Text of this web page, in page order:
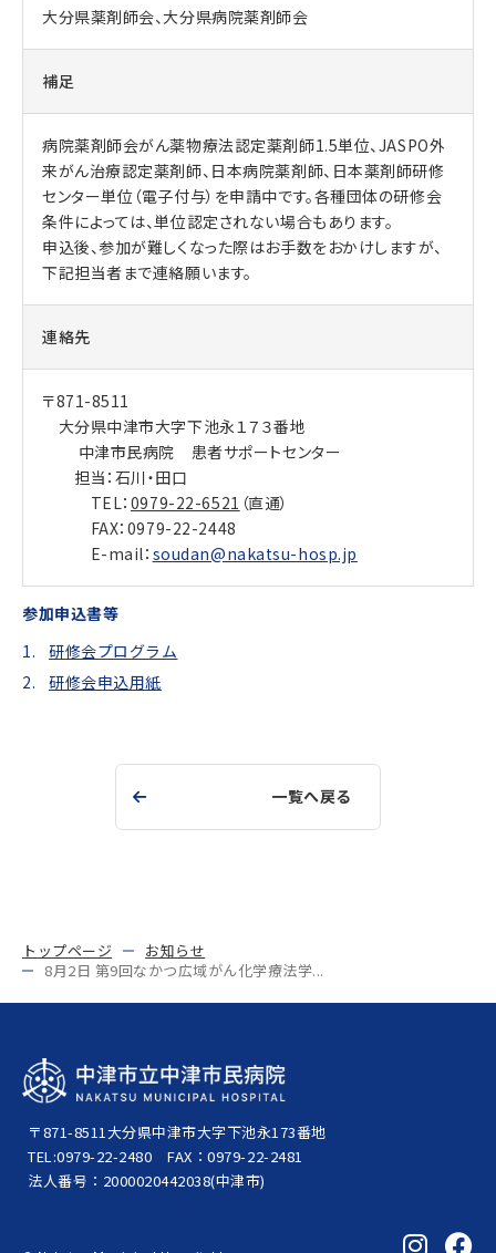
大分県薬剤師会、大分県病院薬剤師会
補足
病院薬剤師会がん薬物療法認定薬剤師1.5単位、JASPO外
来がん治療認定薬剤師、日本病院薬剤師、日本薬剤師研修
センター単位（電子付与）を申請中です。各種団体の研修会
条件によっては、単位認定されない場合もあります。
申込後、参加が難しくなった際はお手数をおかけしますが、
下記担当者まで連絡願います。
連絡先
〒871-8511
大分県中津市大字下池永１７３番地
中津市民病院 患者サポートセンター
担当：石川・田口
TEL： 0979-22-6521 （直通）
FAX：0979-22-2448
E-mail： soudan@nakatsu-hosp.jp
参加申込書等
研修会プログラム
研修会申込用紙
一覧へ戻る
トップページ
お知らせ
8月2日 第9回なかつ広域がん化学療法学...
〒871-8511大分県中津市大字下池永173番地
TEL:0979-22-2480
FAX：0979-22-2481
法人番号：2000020442038(中津市)